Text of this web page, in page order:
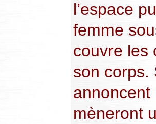
l’espace
femme
couvre les
son corps.
annoncent
mèneront